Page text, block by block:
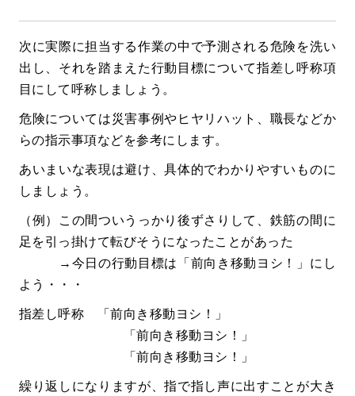
次に実際に担当する作業の中で予測される危険を洗い
出し、それを踏まえた行動目標について指差し呼称項
目にして呼称しましょう。
危険については災害事例やヒヤリハット、職長などか
らの指示事項などを参考にします。
あいまいな表現は避け、具体的でわかりやすいものに
しましょう。
（例）この間ついうっかり後ずさりして、鉄筋の間に
足を引っ掛けて転びそうになったことがあった
→今日の行動目標は「前向き移動ヨシ！」にし
よう・・・
指差し呼称 「前向き移動ヨシ！」
「前向き移動ヨシ！」
「前向き移動ヨシ！」
繰り返しになりますが、指で指し声に出すことが大き